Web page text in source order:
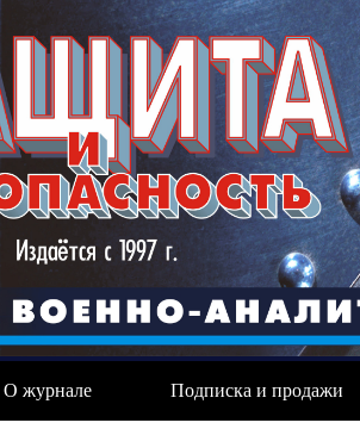
О журнале Подписка и продажи